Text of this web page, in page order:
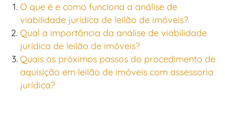
O que é e como funciona a análise de
viabilidade jurídica de leilão de imóveis?
Qual a importância da análise de viabilidade
jurídica de leilão de imóveis?
Quais os próximos passos do procedimento de
aquisição em leilão de imóveis com assessoria
jurídica?